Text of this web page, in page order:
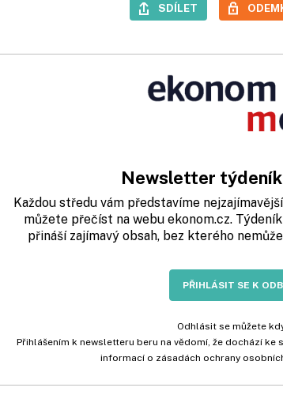
SDÍLET
Newsletter
Každou středu vám představíme
můžete přečíst na webu ekonom.cz.
přináší zajímavý obsah, bez kterého
PŘIHLÁSIT SE K
Odhlásit se můžete
Přihlášením k newsletteru beru na vědomí, že dochází ke
informací o zásadách ochrany